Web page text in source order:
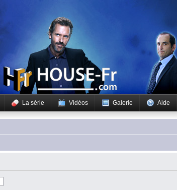
La série Vidéos Galerie Aide